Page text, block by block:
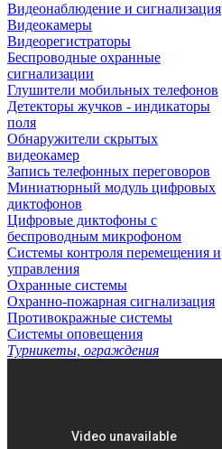
Видеонаблюдение и сигнализация
Видеокамеры
Видеорегистраторы
Беспроводные охранные
сигнализации
Глушители мобильных телефонов
Детекторы жучков - индикаторы
поля
Обнаружители скрытых
видеокамер
Запись телефонных переговоров
Миниатюрный модуль цифровых
диктофонов
Цифровые диктофоны с
беспроводным микрофоном
Системы контроля перемещения и
управления
Охранные системы
Охранно-пожарная сигнализация
Противокражные системы
Системы оповещения
Турникеты, ограждения